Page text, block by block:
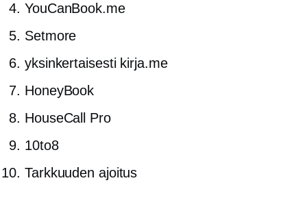
YouCanBook.me
Setmore
yksinkertaisesti kirja.me
HoneyBook
HouseCall Pro
10to8
Tarkkuuden ajoitus